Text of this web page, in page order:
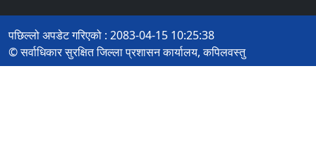
पछिल्लो अपडेट गरिएको : 2083-04-15 10:25:38
© सर्वाधिकार सुरक्षित जिल्ला प्रशासन कार्यालय, कपिलवस्तु